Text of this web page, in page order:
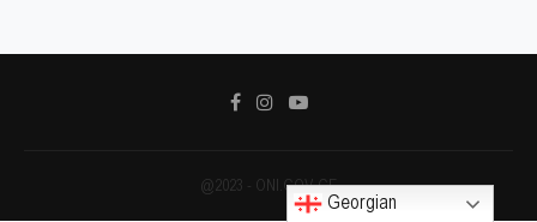
@2023 - ONI.GOV.GE
Georgian